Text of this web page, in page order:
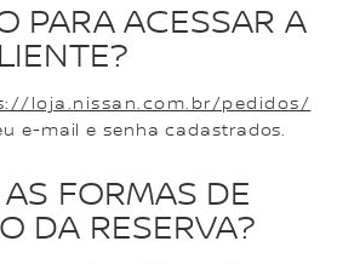
PARA ACESSAR A
loja.nissan.com.br/pedidos/
e-mail e senha cadastrados.
FORMAS DE
DA RESERVA?